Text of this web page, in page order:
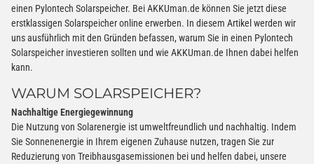
einen Pylontech Solarspeicher. Bei AKKUman.de können Sie jetzt diese
erstklassigen Solarspeicher online erwerben. In diesem Artikel werden wir
uns ausführlich mit den Gründen befassen, warum Sie in einen Pylontech
Solarspeicher investieren sollten und wie AKKUman.de Ihnen dabei helfen
kann.
WARUM SOLARSPEICHER?
Nachhaltige Energiegewinnung
Die Nutzung von Solarenergie ist umweltfreundlich und nachhaltig. Indem
Sie Sonnenenergie in Ihrem eigenen Zuhause nutzen, tragen Sie zur
Reduzierung von Treibhausgasemissionen bei und helfen dabei, unsere